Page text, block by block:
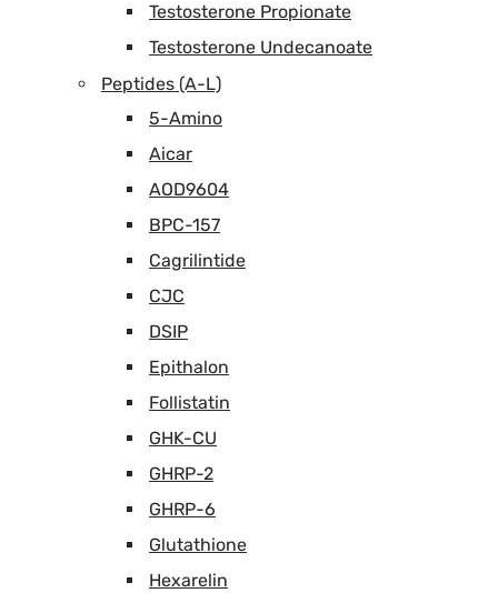
Testosterone Propionate
Testosterone Undecanoate
Peptides (A-L)
5-Amino
Aicar
AOD9604
BPC-157
Cagrilintide
CJC
DSIP
Epithalon
Follistatin
GHK-CU
GHRP-2
GHRP-6
Glutathione
Hexarelin